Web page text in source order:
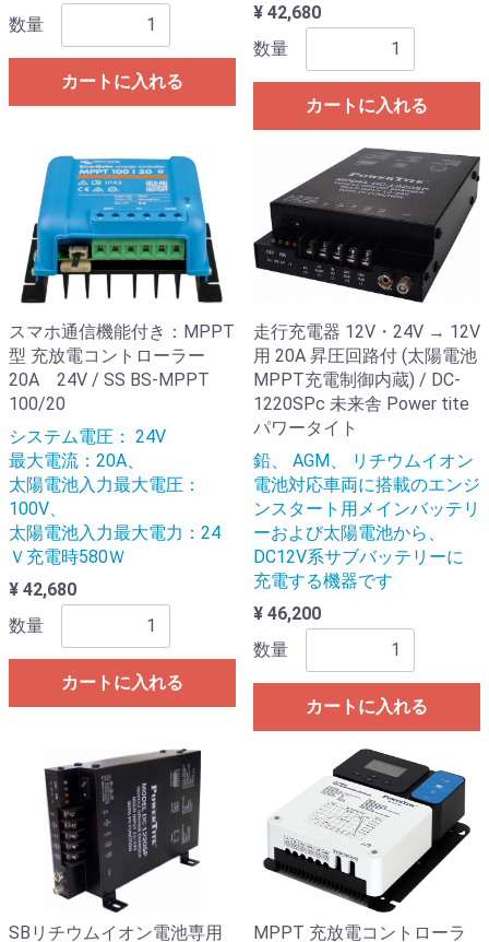
数量
カートに入れる
¥ 42,680
数量
カートに入れる
スマホ通信機能付き：MPPT
型 充放電コントローラー
20A 24V / SS BS-MPPT
100/20
システム電圧： 24V
最大電流：20A、
太陽電池入力最大電圧：
100V、
太陽電池入力最大電力：24
Ｖ充電時580Ｗ
¥ 42,680
数量
カートに入れる
走行充電器 12V・24V → 12V
用 20A 昇圧回路付 (太陽電池
MPPT充電制御内蔵) / DC-
1220SPc 未来舎 Power tite
パワータイト
鉛、 AGM、 リチウムイオン
電池対応車両に搭載のエンジ
ンスタート用メインバッテリ
ーおよび太陽電池から、
DC12V系サブバッテリーに
充電する機器です
¥ 46,200
数量
カートに入れる
SBリチウムイオン電池専用
MPPT 充放電コントローラ